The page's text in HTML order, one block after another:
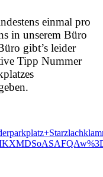
einmal pro
in unserem Büro
gibt’s leider
Tipp Nummer